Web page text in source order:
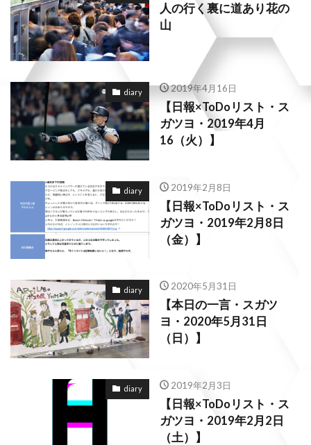
人の行く裏に道あり花の
山
diary 2019年4月16日
【日報×ToDoリスト・ス
ガツヨ・2019年4月
16（火）】
diary 2019年2月8日
【日報×ToDoリスト・ス
ガツヨ・2019年2月8日
（金）】
diary 2020年5月31日
【本日の一言・スガツ
ヨ・2020年5月31日
（日）】
diary 2019年2月3日
【日報×ToDoリスト・ス
ガツヨ・2019年2月2日
（土）】